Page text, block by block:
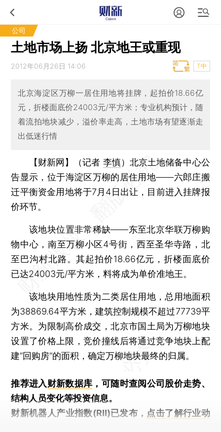
公司
土地市场上扬 北京地王或重现
2012年06月26日 14:06 T中
北京海淀区万柳一居住用地将挂牌，起拍价18.66亿
元，折楼面底价24003元/平方米；专业机构预计，随
着流拍地块减少，溢价率走高，土地市场有望逐渐走
出低迷行情
【财新网】（记者 李慎） 北京土地储备中心公
告显示，位于海淀区万柳的居住用地——六郎庄搬
迁平衡资金用地将于7月4日出让，目前进入挂牌报
价环节。
该地块位置非常稀缺——东至北京华联万柳购
物中心，南至万柳小区4号街，西至圣华寺路，北
至巴沟村北路。其起拍价18.66亿元，折楼面底价
已达24003元/平方米，料将成为单价准地王。
该地块用地性质为二类居住用地，总用地面积
为38869.64平方米，建筑控制规模不超过77739平
方米。为限制高价成交，北京市国土局为万柳地块
设置了价格上限，竞价撞线后将通过竞争地块上配
建“回购房”的面积，确定万柳地块最终的归属。
推荐进入财新数据库 ，可随时查阅公司股价走势、
结构人员变化等投资信息。
财新机器人产业指数(RII)已发布， 点击了解行业动